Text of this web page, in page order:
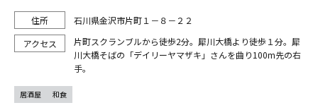
石川県金沢市片町１－８－２２
片町スクランブルから徒歩2分。犀川大橋より徒歩１分。犀
川大橋そばの「デイリーヤマザキ」さんを曲り100m先の右
手。
居酒屋 和食